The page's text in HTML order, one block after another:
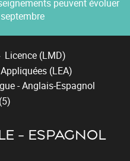
peuvent évoluer
Licence (LMD)
(LEA)
- Anglais-Espagnol
- ESPAGNOL